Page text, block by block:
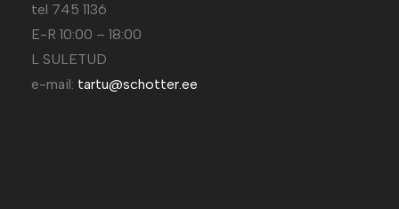
tel 745 1136
E-R 10:00 – 18:00
L SULETUD
e-mail: tartu@schotter.ee